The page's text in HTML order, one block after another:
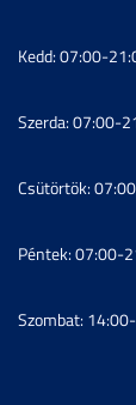
Kedd: 07:00-
Szerda: 07:00-
Csütörtök:
Péntek: 07:00-
Szombat: